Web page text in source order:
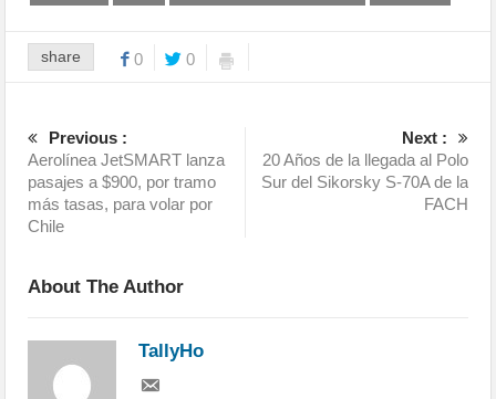
share 0 0
Previous :
Aerolínea JetSMART lanza
pasajes a $900, por tramo
más tasas, para volar por
Chile
Next :
20 Años de la llegada al Polo
Sur del Sikorsky S-70A de la
FACH
About The Author
TallyHo